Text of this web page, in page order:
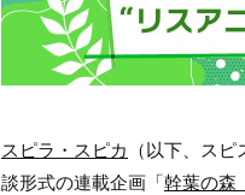
スピラ・スピカ （以下、ス
談形式の連載企画「幹葉の